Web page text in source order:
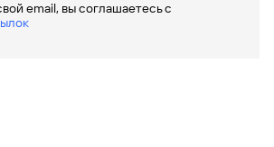
email, вы соглашаетесь c